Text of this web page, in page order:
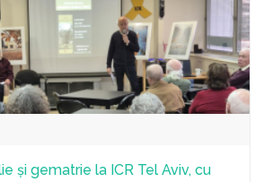
și gematrie la ICR Tel Aviv, cu